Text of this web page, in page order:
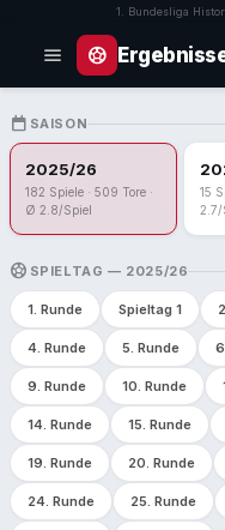
1. Bundesliga
menu sports_soccer
CALENDAR_TODAY SAISON
2025/26
182 Spiele · 509 Tore ·
Ø 2.8/Spiel
15
2.7/
SPORTS_SOCCER SPIELTAG — 2025/26
1. Runde Spieltag 1
4. Runde 5. Runde
9. Runde 10. Runde
14. Runde 15. Runde
19. Runde 20. Runde
24. Runde 25. Runde